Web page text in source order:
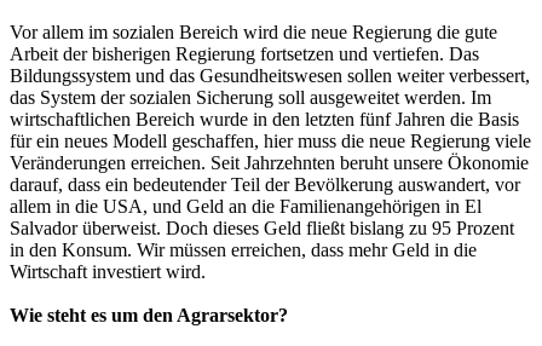
Vor allem im sozialen Bereich wird die neue Regierung die gute
Arbeit der bisherigen Regierung fortsetzen und vertiefen. Das
Bildungssystem und das Gesundheitswesen sollen weiter verbessert,
das System der sozialen Sicherung soll ausgeweitet werden. Im
wirtschaftlichen Bereich wurde in den letzten fünf Jahren die Basis
für ein neues Modell geschaffen, hier muss die neue Regierung viele
Veränderungen erreichen. Seit Jahrzehnten beruht unsere Ökonomie
darauf, dass ein bedeutender Teil der Bevölkerung auswandert, vor
allem in die USA, und Geld an die Familienangehörigen in El
Salvador überweist. Doch dieses Geld fließt bislang zu 95 Prozent
in den Konsum. Wir müssen erreichen, dass mehr Geld in die
Wirtschaft investiert wird.
Wie steht es um den Agrarsektor?